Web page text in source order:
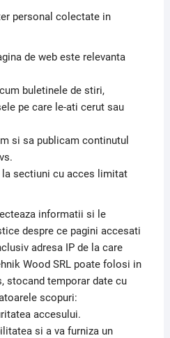
personal colectate in
de web este relevanta
buletinele de stiri,
pe care le-ati cerut sau
si sa publicam continutul
la sectiuni cu acces limitat
informatii si le
despre ce pagini accesati
adresa IP de la care
Wood SRL poate folosi in
stocand temporar date cu
scopuri:
accesului.
si a va furniza un